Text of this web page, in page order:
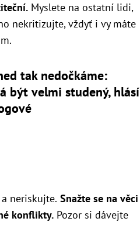
Myslete na ostatní lidi,
nekritizujte, vždyť i vy máte
tak nedočkáme:
být velmi studený, hlásí
neriskujte. Snažte se na věci
konflikty. Pozor si dávejte